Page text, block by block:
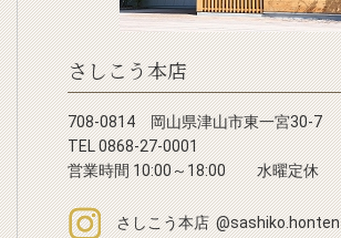
さしこう本店
708-0814 岡山県津山市東一宮30-7
TEL 0868-27-0001
営業時間 10:00～18:00 水曜定休
さしこう本店 @sashiko.honten